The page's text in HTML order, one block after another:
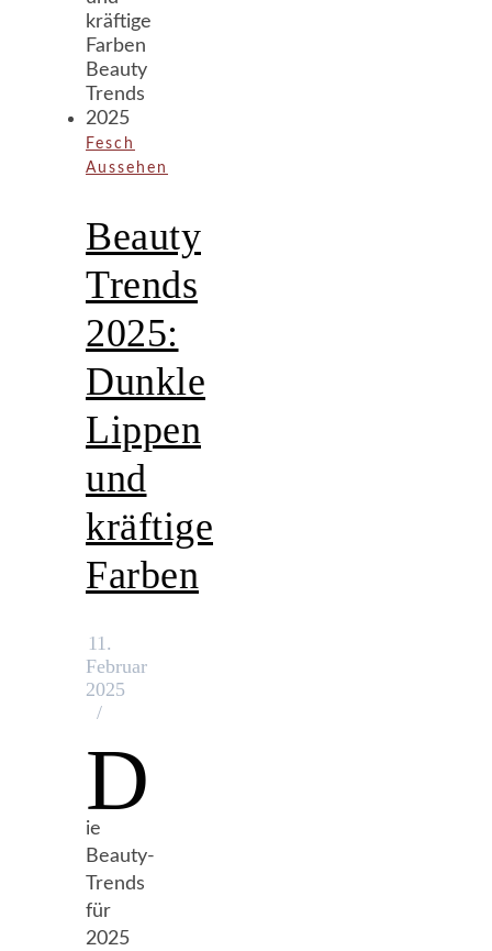
Fesch
Aussehen
Beauty
Trends
2025:
Dunkle
Lippen
und
kräftige
Farben
11.
Februar
2025
/
D
ie
Beauty-
Trends
für
2025